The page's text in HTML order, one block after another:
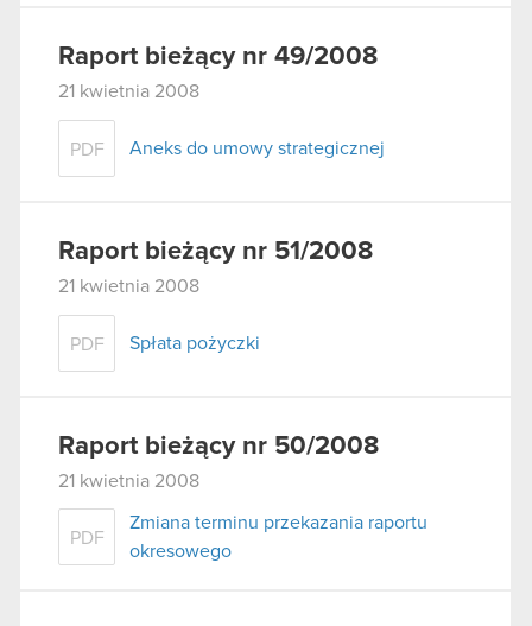
Raport bieżący nr 49/2008
21 kwietnia 2008
PDF Aneks do umowy strategicznej
Raport bieżący nr 51/2008
21 kwietnia 2008
PDF Spłata pożyczki
Raport bieżący nr 50/2008
21 kwietnia 2008
PDF
Zmiana terminu przekazania raportu
okresowego